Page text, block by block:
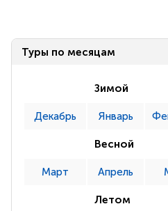
Туры по месяцам
Зимой
Декабрь Январь
Весной
Март Апрель
Летом